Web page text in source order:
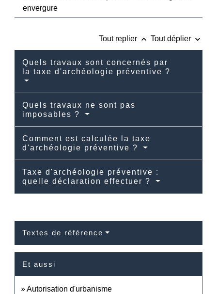
envergure
Tout replier keyboard_arrow_up Tout déplier keyboard_arrow_down
Quels travaux sont concernés par
la taxe d'archéologie préventive ?
Quels travaux ne sont pas
imposables ?
Comment est calculée la taxe
d'archéologie préventive ?
Taxe d'archéologie préventive :
quelle déclaration effectuer ?
Textes de référence
Et aussi
Autorisation d'urbanisme